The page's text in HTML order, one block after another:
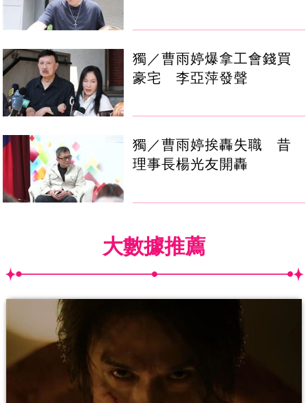
獨／曹雨婷爆拿工會錢買
豪宅 李亞萍發聲
獨／曹雨婷挨轟失職 昔
理事長楊光友開轟
大數據推薦